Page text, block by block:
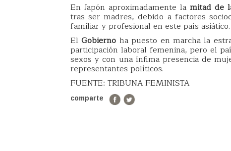
En Japón aproximadamente la mitad de
tras ser madres, debido a factores
familiar y profesional en este país asiático.
ElGobierno ha puesto en marcha la
participación laboral femenina, pero el
sexos y con una ínfima presencia de
representantes políticos.
FUENTE: TRIBUNA FEMINISTA
comparte